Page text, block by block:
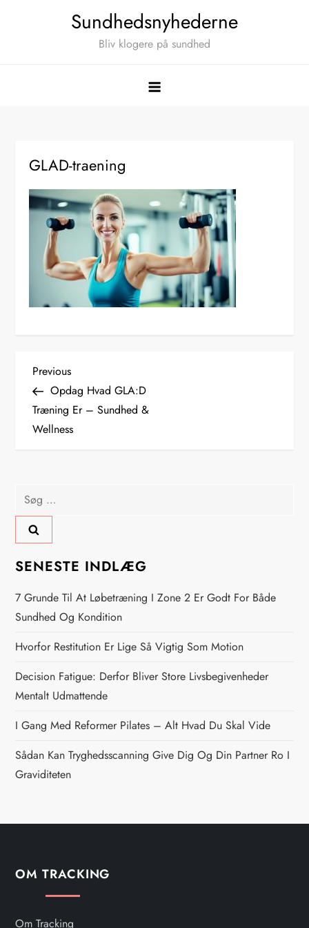
Sundhedsnyhederne
Bliv klogere på sundhed
GLAD-traening
I
n
d
æ
g
s
n
a
v
i
g
a
i
o
Previous
Post
Previous
Opdag Hvad GLA:D
Træning Er – Sundhed &
Wellness
Søg
efter:
SENESTE INDLÆG
7 Grunde Til At Løbetræning I Zone 2 Er Godt For Både
Sundhed Og Kondition
Hvorfor Restitution Er Lige Så Vigtig Som Motion
Decision Fatigue: Derfor Bliver Store Livsbegivenheder
Mentalt Udmattende
I Gang Med Reformer Pilates – Alt Hvad Du Skal Vide
Sådan Kan Tryghedsscanning Give Dig Og Din Partner Ro I
Graviditeten
OM TRACKING
Om Tracking